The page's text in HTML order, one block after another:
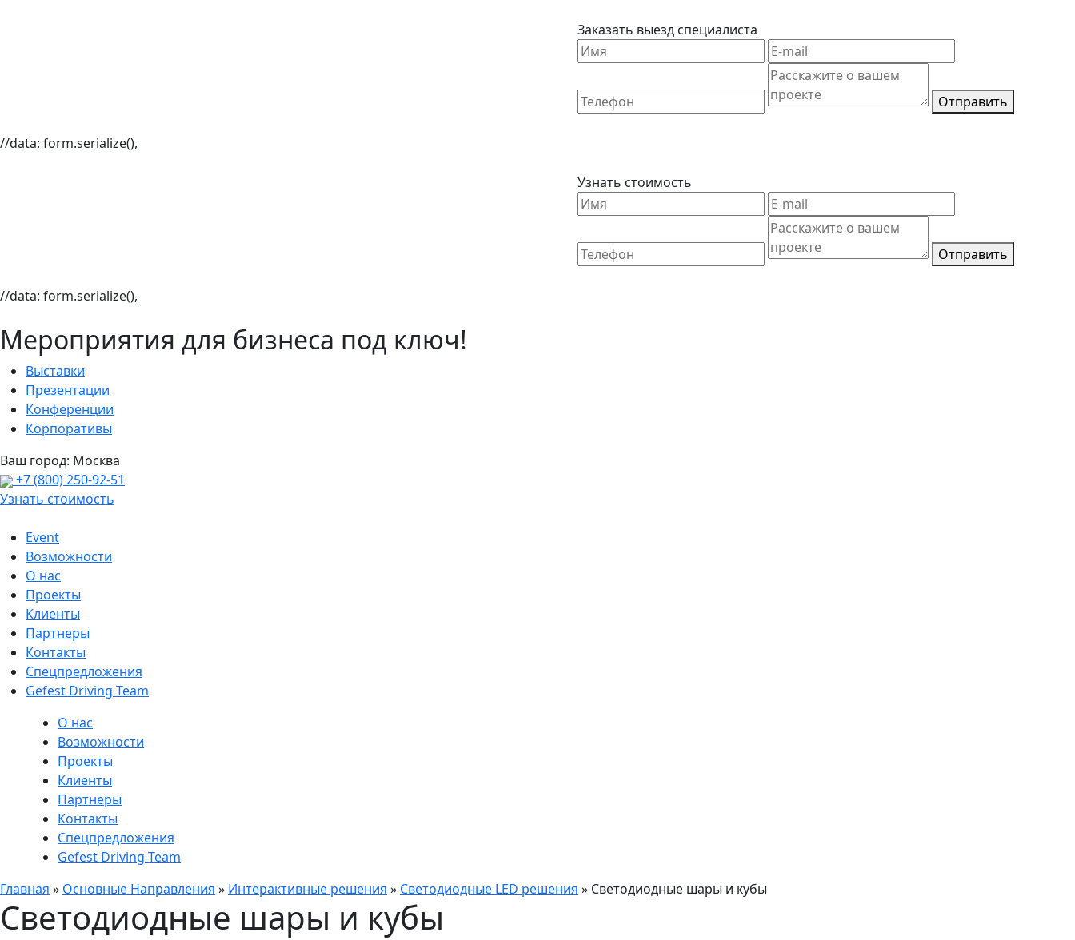
Заказать выезд специалиста
Отправить
//data: form.serialize(),
Узнать стоимость
Отправить
//data: form.serialize(),
Мероприятия для бизнеса под ключ!
Выставки
Презентации
Конференции
Корпоративы
Ваш город: Москва
+7 (800) 250-92-51
Узнать стоимость
Event
Возможности
О нас
Проекты
Клиенты
Партнеры
Контакты
Спецпредложения
Gefest Driving Team
О нас
Возможности
Проекты
Клиенты
Партнеры
Контакты
Спецпредложения
Gefest Driving Team
Главная » Основные Направления » Интерактивные решения » Светодиодные LED решения » Светодиодные шары и кубы
Светодиодные шары и кубы